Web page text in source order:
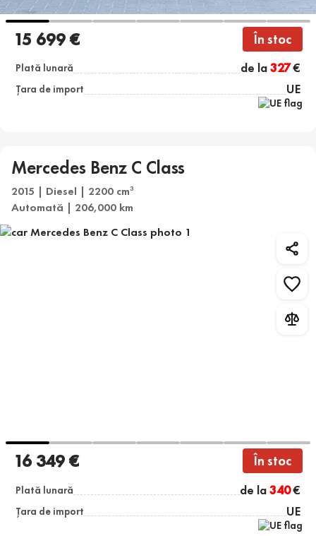
15 699 € În stoc
Plată lunară de la327€
Țara de import UE
Mercedes Benz C Class
2015 | Diesel | 2200 cm3
Automată | 206,000 km
16 349 € În stoc
Plată lunară de la340€
Țara de import UE